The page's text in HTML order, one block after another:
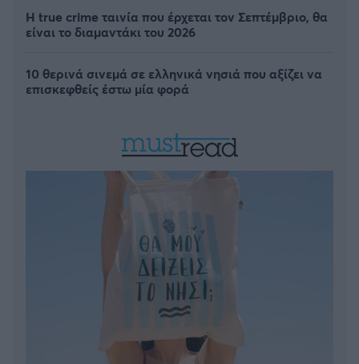
Η true crime ταινία που έρχεται τον Σεπτέμβριο, θα
είναι το διαμαντάκι του 2026
10 θερινά σινεμά σε ελληνικά νησιά που αξίζει να
επισκεφθείς έστω μία φορά